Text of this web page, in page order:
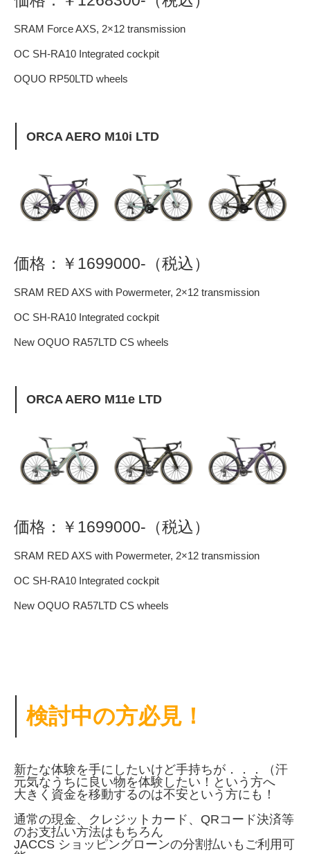
SRAM Force AXS, 2×12 transmission
OC SH-RA10 Integrated cockpit
OQUO RP50LTD wheels
ORCA AERO M10i LTD
価格：￥1699000-（税込）
SRAM RED AXS with Powermeter, 2×12 transmission
OC SH-RA10 Integrated cockpit
New OQUO RA57LTD CS wheels
ORCA AERO M11e LTD
価格：￥1699000-（税込）
SRAM RED AXS with Powermeter, 2×12 transmission
OC SH-RA10 Integrated cockpit
New OQUO RA57LTD CS wheels
検討中の方必見！
新たな体験を手にしたいけど手持ちが．．．（汗
元気なうちに良い物を体験したい！という方へ
大きく資金を移動するのは不安という方にも！
通常の現金、クレジットカード、QRコード決済等
のお支払い方法はもちろん
JACCS ショッピングローンの分割払いもご利用可